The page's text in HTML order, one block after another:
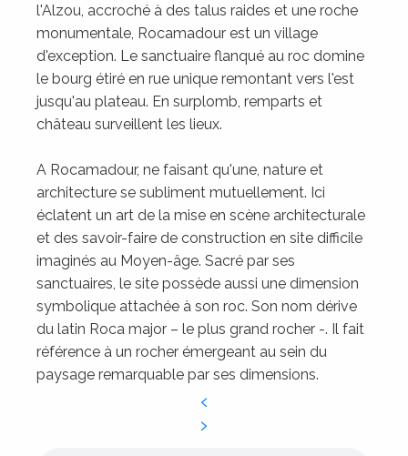
l'Alzou, accroché à des talus raides et une roche
monumentale, Rocamadour est un village
d'exception. Le sanctuaire flanqué au roc domine
le bourg étiré en rue unique remontant vers l'est
jusqu'au plateau. En surplomb, remparts et
château surveillent les lieux.
A Rocamadour, ne faisant qu'une, nature et
architecture se subliment mutuellement. Ici
éclatent un art de la mise en scène architecturale
et des savoir-faire de construction en site difficile
imaginés au Moyen-âge. Sacré par ses
sanctuaires, le site possède aussi une dimension
symbolique attachée à son roc. Son nom dérive
du latin Roca major – le plus grand rocher -. Il fait
référence à un rocher émergeant au sein du
paysage remarquable par ses dimensions.